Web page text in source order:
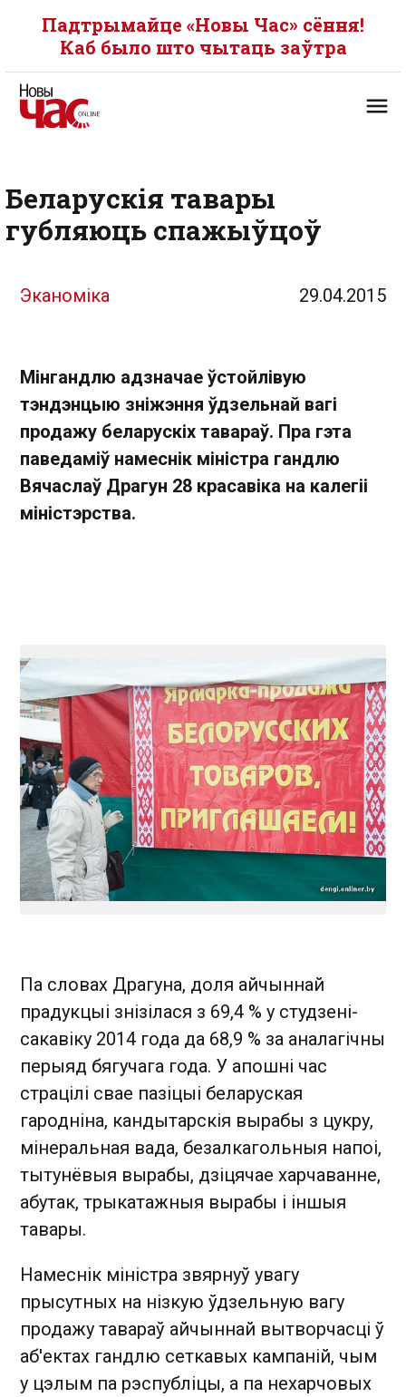
Падтрымайце «Новы Час» сёння!
Каб было што чытаць заўтра
Беларускія тавары
губляюць спажыўцоў
Эканоміка 29.04.2015
Мінгандлю адзначае ўстойлівую
тэндэнцыю зніжэння ўдзельнай вагі
продажу беларускіх тавараў. Пра гэта
паведаміў намеснік міністра гандлю
Вячаслаў Драгун 28 красавіка на калегіі
міністэрства.
Па словах Драгуна, доля айчыннай
прадукцыі знізілася з 69,4 % у студзені-
сакавіку 2014 года да 68,9 % за аналагічны
перыяд бягучага года. У апошні час
страцілі свае пазіцыі беларуская
гародніна, кандытарскія вырабы з цукру,
мінеральная вада, безалкагольныя напоі,
тытунёвыя вырабы, дзіцячае харчаванне,
абутак, трыкатажныя вырабы і іншыя
тавары.
Намеснік міністра звярнуў увагу
прысутных на нізкую ўдзельную вагу
продажу тавараў айчыннай вытворчасці ў
аб'ектах гандлю сеткавых кампаній, чым
у цэлым па рэспубліцы, а па нехарчовых